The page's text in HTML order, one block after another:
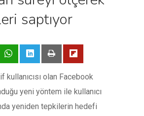
saptıyor
kullanıcısı olan Facebook
yeni yöntem ile kullanıcı
yeniden tepkilerin hedefi